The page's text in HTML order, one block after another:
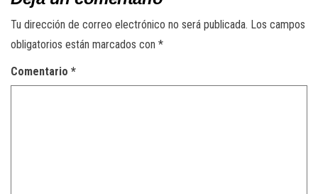
Tu dirección de correo electrónico no será publicada. Los campos
obligatorios están marcados con *
Comentario *